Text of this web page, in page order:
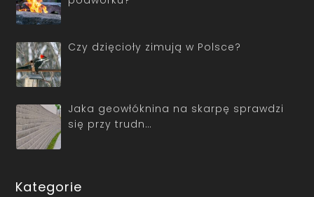
Czy dzięcioły zimują w Polsce?
Jaka geowłóknina na skarpę sprawdzi
się przy trudn…
Kategorie